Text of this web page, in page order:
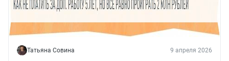
Татьяна Совина 9 апреля 2026